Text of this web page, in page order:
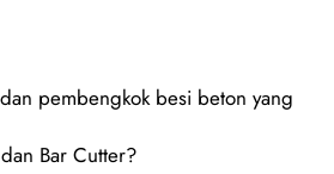
pembengkok besi beton yang
Bar Cutter?